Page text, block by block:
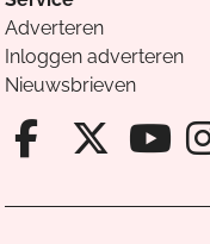
Adverteren
Inloggen adverteren
Nieuwsbrieven
X